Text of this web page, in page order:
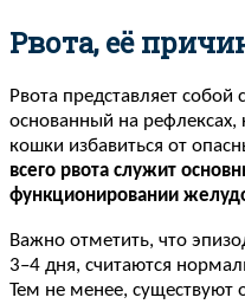
Рвота, её
Рвота представляет
основанный на
кошки избавиться от
всего рвота служит
функционировании
Важно отметить, что
3–4 дня, считаются
Тем не менее, существуют